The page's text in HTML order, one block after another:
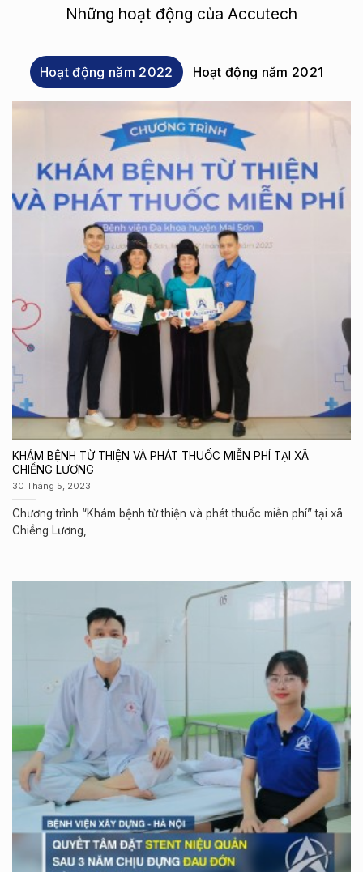
Những hoạt động của Accutech
Hoạt động năm 2022 Hoạt động năm 2021
KHÁM BỆNH TỪ THIỆN VÀ PHÁT THUỐC MIỄN PHÍ TẠI XÃ
CHIỀNG LƯƠNG
30 Tháng 5, 2023
Chương trình “Khám bệnh từ thiện và phát thuốc miễn phí” tại xã
Chiềng Lương,